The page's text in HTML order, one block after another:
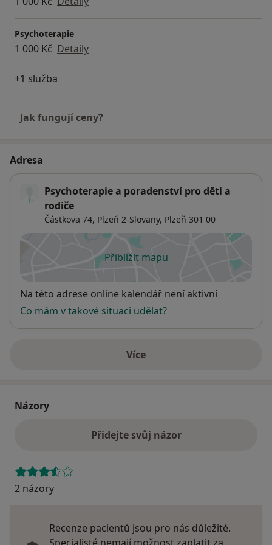
Psychoterapie
1 000 Kč Detaily
+1 služba
Jak fungují ceny?
Adresa
Psychoterapie a poradenství pro děti a
rodiče
Částkova 74, Plzeň 2-Slovany, Plzeň 301 00
Přiblížit mapuse otevře v nové záložce
Dostupnost
Na této adrese online kalendář není aktivní
Co mám v takové situaci udělat?
Víceo adrese
Názory
Přidejte svůj názor
2 názory
Recenze pacientů jsou pro nás důležité.